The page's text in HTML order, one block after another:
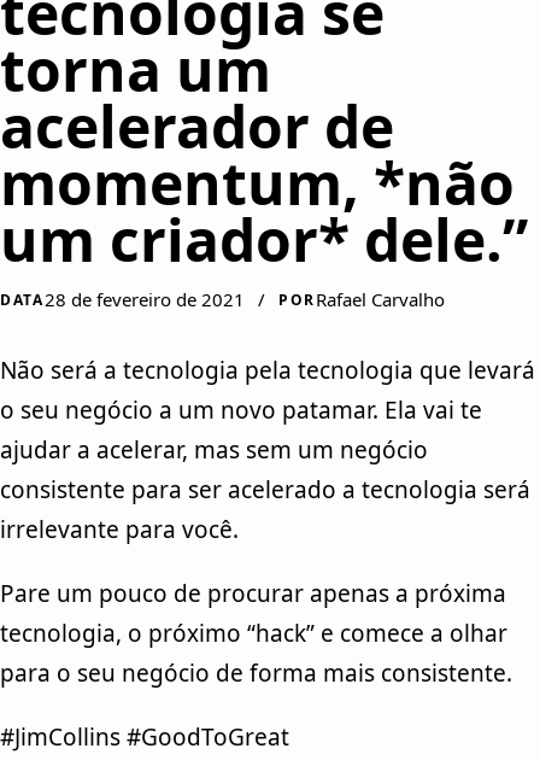
torna um
acelerador de
momentum, *não
um criador* dele.”
DATA28 de fevereiro de 2021 / PORRafael Carvalho
Não será a tecnologia pela tecnologia que levará
o seu negócio a um novo patamar. Ela vai te
ajudar a acelerar, mas sem um negócio
consistente para ser acelerado a tecnologia será
irrelevante para você.
Pare um pouco de procurar apenas a próxima
tecnologia, o próximo “hack” e comece a olhar
para o seu negócio de forma mais consistente.
#JimCollins #GoodToGreat